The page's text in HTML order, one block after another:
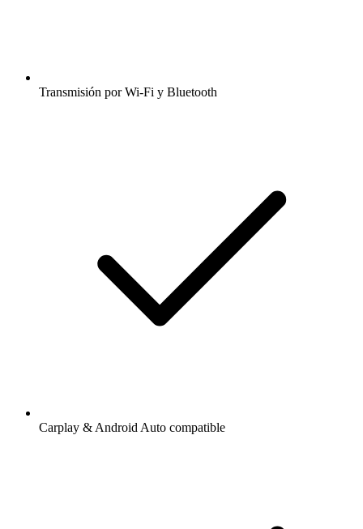
Transmisión por Wi-Fi y Bluetooth
Carplay & Android Auto compatible